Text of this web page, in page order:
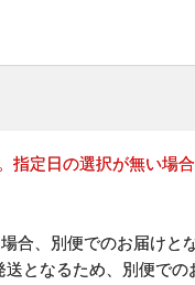
定日の選択が無い場
合、別便でのお届けと
となるため、別便での